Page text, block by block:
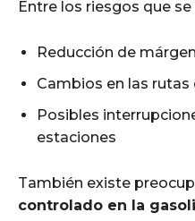
Entre los riesgos que
Reducción de
Cambios en las
Posibles
estaciones
También existe
controlado en la